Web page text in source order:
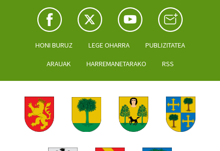
HONI BURUZ LEGE OHARRA PUBLIZITATEA
ARAUAK HARREMANETARAKO RSS